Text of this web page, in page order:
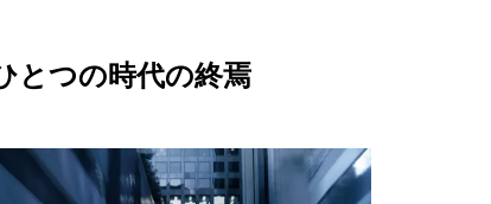
とつの時代の終焉